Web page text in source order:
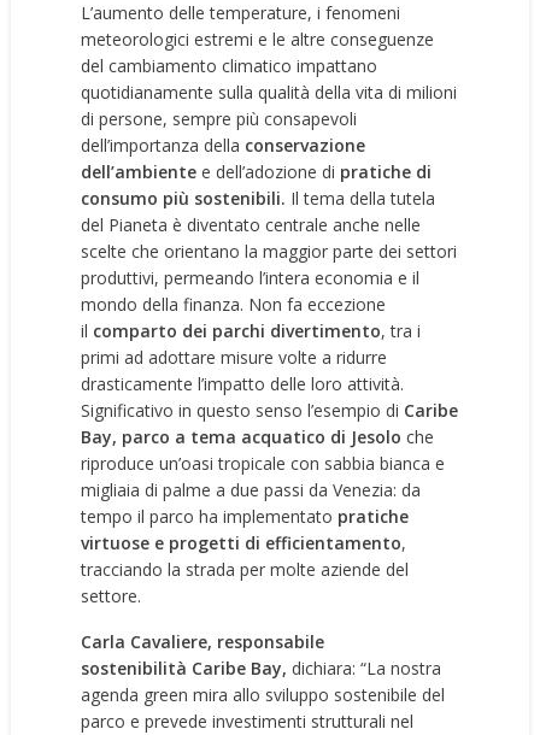
L’aumento delle temperature, i fenomeni
meteorologici estremi e le altre conseguenze
del cambiamento climatico impattano
quotidianamente sulla qualità della vita di milioni
di persone, sempre più consapevoli
dell’importanza della conservazione
dell’ambiente e dell’adozione di pratiche di
consumo più sostenibili. Il tema della tutela
del Pianeta è diventato centrale anche nelle
scelte che orientano la maggior parte dei settori
produttivi, permeando l’intera economia e il
mondo della finanza. Non fa eccezione
il comparto dei parchi divertimento, tra i
primi ad adottare misure volte a ridurre
drasticamente l’impatto delle loro attività.
Significativo in questo senso l’esempio di Caribe
Bay, parco a tema acquatico di Jesolo che
riproduce un’oasi tropicale con sabbia bianca e
migliaia di palme a due passi da Venezia: da
tempo il parco ha implementato pratiche
virtuose e progetti di efficientamento,
tracciando la strada per molte aziende del
settore.
Carla Cavaliere, responsabile
sostenibilità Caribe Bay, dichiara: “La nostra
agenda green mira allo sviluppo sostenibile del
parco e prevede investimenti strutturali nel